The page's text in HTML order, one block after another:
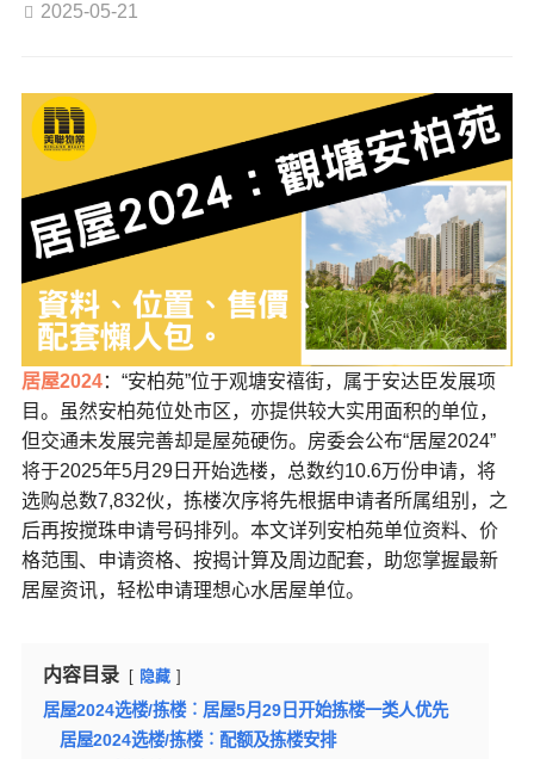
2025-05-21
居屋2024：“安柏苑”位于观塘安禧街，属于安达臣发展项
目。虽然安柏苑位处市区，亦提供较大实用面积的单位，
但交通未发展完善却是屋苑硬伤。房委会公布“居屋2024”
将于2025年5月29日开始选楼，总数约10.6万份申请，将
选购总数7,832伙，拣楼次序将先根据申请者所属组别，之
后再按搅珠申请号码排列。本文详列安柏苑单位资料、价
格范围、申请资格、按揭计算及周边配套，助您掌握最新
居屋资讯，轻松申请理想心水居屋单位。
内容目录 隐藏
居屋2024选楼/拣楼︰居屋5月29日开始拣楼一类人优先
居屋2024选楼/拣楼︰配额及拣楼安排